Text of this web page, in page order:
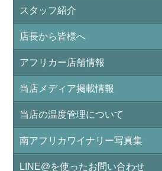
スタッフ紹介
店長から皆様へ
アフリカー店舗情報
当店メディア掲載情報
当店の温度管理について
南アフリカワイナリー写真集
LINE@を使ったお問い合わせ